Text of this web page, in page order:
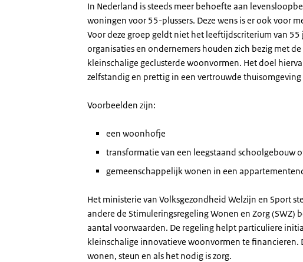
In Nederland is steeds meer behoefte aan
woningen voor 55-plussers. Deze wens is er ook voor
Voor deze groep geldt niet het leeftijdscriterium van 55
organisaties en ondernemers houden zich bezig met
kleinschalige geclusterde woonvormen. Het doel
zelfstandig en prettig in een vertrouwde
Voorbeelden zijn:
een woonhofje
transformatie van een leegstaand schoolgebouw
gemeenschappelijk wonen in een
Het ministerie van Volksgezondheid Welzijn en Sport
andere de Stimuleringsregeling Wonen en Zorg (SWZ)
aantal voorwaarden. De regeling helpt particuliere
kleinschalige innovatieve woonvormen te financieren.
wonen, steun en als het nodig is zorg.